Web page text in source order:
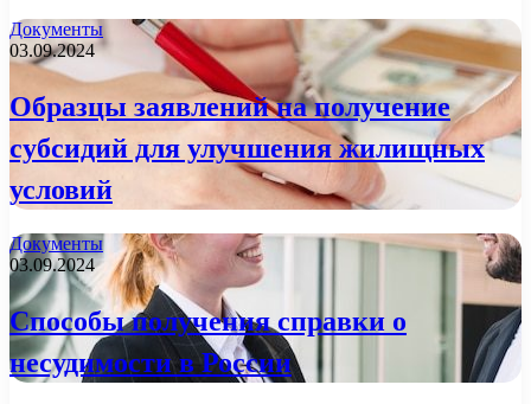
Документы
03.09.2024
Образцы заявлений на получение
субсидий для улучшения жилищных
условий
Документы
03.09.2024
Способы получения справки о
несудимости в России